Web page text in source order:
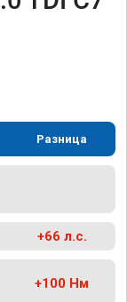
Разница
+66 л.с.
+100 Нм